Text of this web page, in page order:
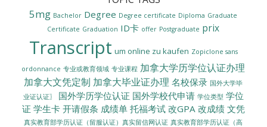
5mg Bachelor Degree Degree certificate Diploma Graduate
Certificate Graduation ID卡 offer Postgraduate prix
Transcript um online zu kaufen Zopiclone sans
ordonnance 专业或教育领域 专业课程 加拿大学历学位认证办理
加拿大文凭定制 加拿大毕业证办理 名校保录 国外大学毕
业证认证〗
国外学历学位认证 国外学校代申请 学位类型 学位
证 学生卡 开请假条 成绩单 托福考试 改GPA 改成绩 文凭
真实教育部学历认证（留服认证）真实留信网认证 真实教育部学历认证（高